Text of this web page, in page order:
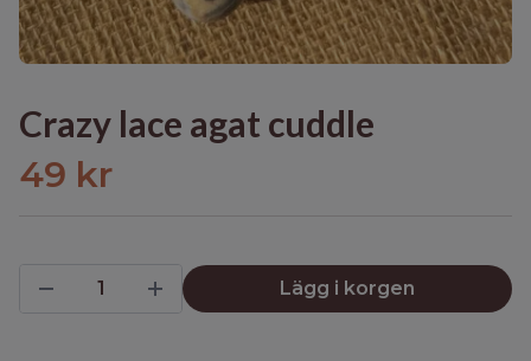
Crazy lace agat cuddle
49 kr
Lägg i korgen